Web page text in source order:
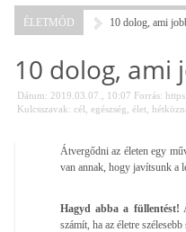
ÉLETMÓD 10 dolog, ami
10 dolog, ami
Dátum: 2019.03.07., 10:07 Forrás:
Kulcsszavak: cél egészség élet
Átvergődni az életen egy
van annak, hogy javítsunk a
Hagyd abba a füllentést!
számít, ha az életre